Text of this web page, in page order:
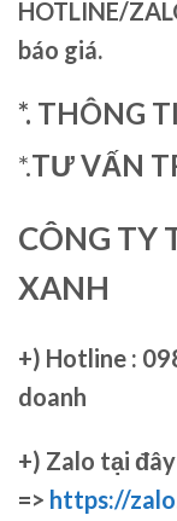
HOTLINE/
báo giá.
*. THÔNG
*.TƯ VẤN
CÔNG TY
XANH
+) Hotline :
doanh
+) Zalo tại đây
=> https://